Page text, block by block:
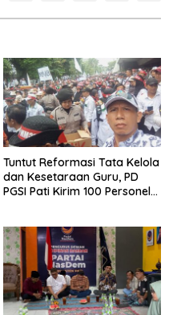
Tuntut Reformasi Tata Kelola
dan Kesetaraan Guru, PD
PGSI Pati Kirim 100 Personel